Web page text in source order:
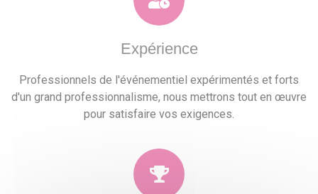
Expérience
Professionnels de l'événementiel expérimentés et forts
d'un grand professionnalisme, nous mettrons tout en œuvre
pour satisfaire vos exigences.